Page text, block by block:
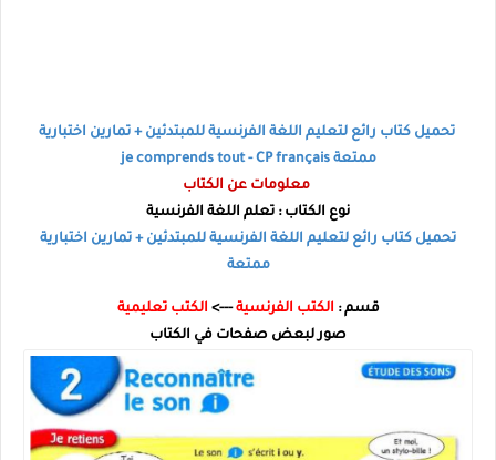
تحميل كتاب رائع لتعليم اللغة الفرنسية للمبتدئين + تمارين اختبارية
ممتعة je comprends tout - CP français
معلومات عن الكتاب
نوع الكتاب : تعلم اللغة الفرنسية
تحميل كتاب رائع لتعليم اللغة الفرنسية للمبتدئين + تمارين اختبارية
ممتعة
قسم : الكتب الفرنسية---> الكتب تعليمية
صور لبعض صفحات في الكتاب